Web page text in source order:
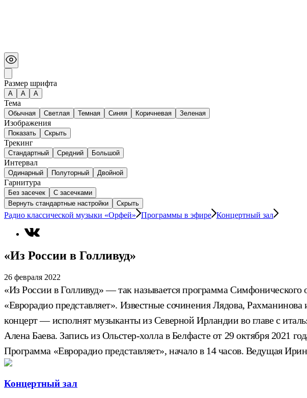
Размер шрифта
А A A
Тема
Обычная Светлая Темная Синяя Коричневая Зеленая
Изображения
Показать Скрыть
Трекинг
Стандартный Средний Большой
Интервал
Одинарный Полуторный Двойной
Гарнитура
Без засечек
С засечками
Вернуть стандартные настройки
Скрыть
Радио классической музыки «Орфей» Программы в эфире Концертный зал
«Из России в Голливуд»
26 февраля 2022
«Из России в Голливуд» — так называется программа
«Еврорадио представляет». Известные сочинения Лядова,
концерт — исполнят музыканты из Северной Ирландии во главе с
Алена Баева. Запись из Ольстер-холла в Белфасте от 29 октября 2021
Программа «Еврорадио представляет», начало в 14 часов. Ведущая
Концертный зал